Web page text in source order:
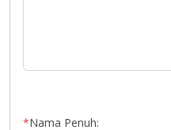
*Nama Penuh: